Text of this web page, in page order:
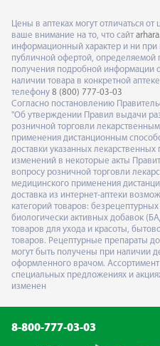
Цены в аптеках могут отличаться
ваше внимание на то, что сайт
информационный характер и ни при
публичной офертой, определяемой
получения подробной информации
наличии товара в конкретной
телефону 8 (800) 777-03-03
Согласно постановлению
"Об утверждении Правил выдачи
розничной торговли
применения дистанционным
доставки указанных
изменений в некоторые акты
вопросу розничной торговли
медицинского применения
доставка из интернет-аптеки
категорий товаров:
биологически активных добавок
товаров для ухода и красоты,
товаров. Рецептурные препараты
могут быть получены при наличии
оформленного врачом.
специальных предложениях и
изменен
8-800-777-03-03